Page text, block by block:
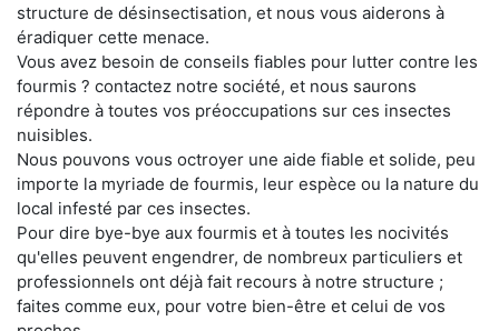
structure de désinsectisation, et nous vous aiderons à
éradiquer cette menace.
Vous avez besoin de conseils fiables pour lutter contre les
fourmis ? contactez notre société, et nous saurons
répondre à toutes vos préoccupations sur ces insectes
nuisibles.
Nous pouvons vous octroyer une aide fiable et solide, peu
importe la myriade de fourmis, leur espèce ou la nature du
local infesté par ces insectes.
Pour dire bye-bye aux fourmis et à toutes les nocivités
qu'elles peuvent engendrer, de nombreux particuliers et
professionnels ont déjà fait recours à notre structure ;
faites comme eux, pour votre bien-être et celui de vos